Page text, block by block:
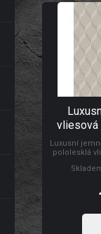
vliesová
Luxusní
pololesklá
ložnice,